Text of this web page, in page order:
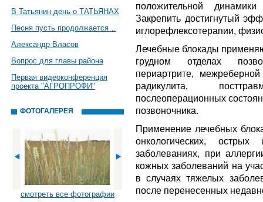
В Татьянин день о ТАТЬЯНАХ
Песня пусть продолжается…
Александр Власов
Вопрос для главы района
Первая видеоконференция
проекта "АГРОПРОФИ"
ФОТОГАЛЕРЕЯ
смотреть все фотографии
положительной
Закрепить достигнутый
иглорефлексотерапии,
Лечебные блокады
грудном отделах
периартрите,
радикулита,
послеоперационных
позвоночника.
Применение лечебных
онкологических,
заболеваниях, при
кожных заболеваний на
в случаях тяжелых
после перенесенных